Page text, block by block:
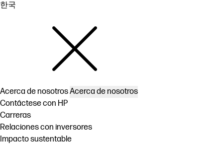
한국
Acerca de nosotrosAcerca de nosotros
Contáctese con HP
Carreras
Relaciones con inversores
Impacto sustentable